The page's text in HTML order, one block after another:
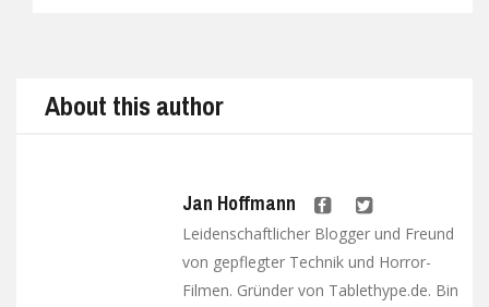
About this author
Jan Hoffmann
Leidenschaftlicher Blogger und Freund
von gepflegter Technik und Horror-
Filmen. Gründer von Tablethype.de. Bin